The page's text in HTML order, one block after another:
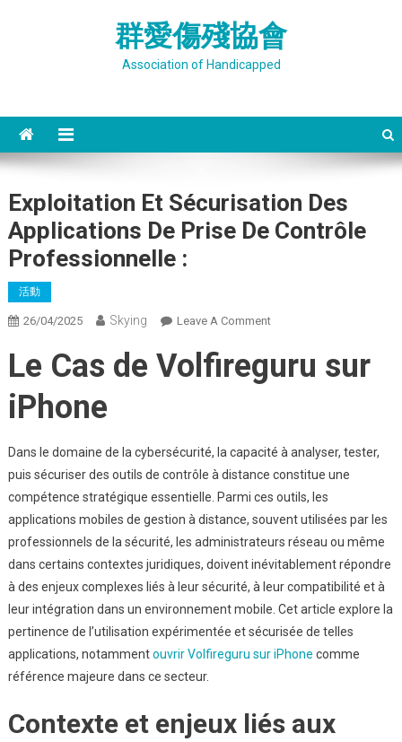
群愛傷殘協會
Association of Handicapped
Exploitation Et Sécurisation Des
Applications De Prise De Contrôle
Professionnelle :
活動
26/04/2025 Skying Leave A CommentOn
Et
De
Contrôle
Professionnelle
:
Le Cas de Volfireguru sur
iPhone
Dans le domaine de la cybersécurité, la capacité à analyser, tester,
puis sécuriser des outils de contrôle à distance constitue une
compétence stratégique essentielle. Parmi ces outils, les
applications mobiles de gestion à distance, souvent utilisées par les
professionnels de la sécurité, les administrateurs réseau ou même
dans certains contextes juridiques, doivent inévitablement répondre
à des enjeux complexes liés à leur sécurité, à leur compatibilité et à
leur intégration dans un environnement mobile. Cet article explore la
pertinence de l’utilisation expérimentée et sécurisée de telles
applications, notammentouvrir Volfireguru sur iPhone comme
référence majeure dans ce secteur.
Contexte et enjeux liés aux